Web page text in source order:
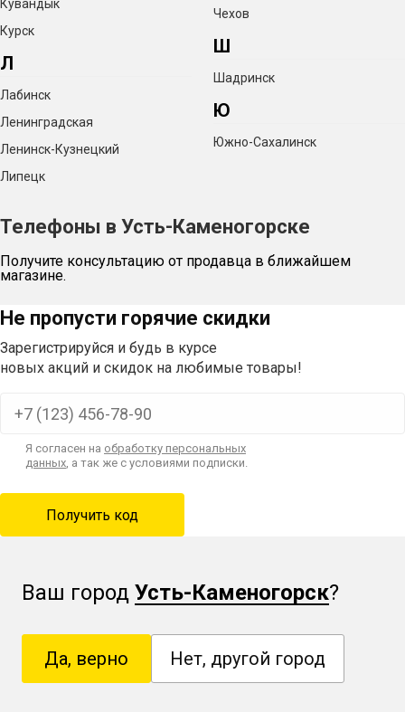
Кувандык
Курск
Л
Лабинск
Ленинградская
Ленинск-Кузнецкий
Липецк
Чехов
Ш
Шадринск
Ю
Южно-Сахалинск
Телефоны в Усть-Каменогорске
Получите консультацию от продавца в ближайшем
магазине.
Не пропусти горячие скидки
Зарегистрируйся и будь в курсе
новых акций и скидок на любимые товары!
Я согласен на обработку персональных
данных, а так же с условиями подписки.
Ваш город Усть-Каменогорск?
Да, верно Нет, другой город